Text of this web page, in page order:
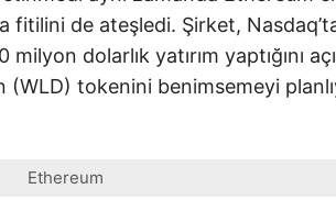
fitilini de ateşledi. Şirket,
dolarlık yatırım yaptığını
(WLD) tokenini benimsemeyi
Ethereum